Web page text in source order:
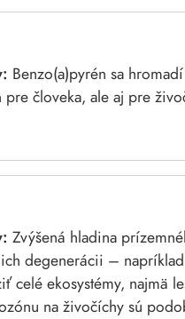
Benzo(a)pyrén sa
pre človeka, ale aj pre
Zvýšená hladina
degenerácii –
celé ekosystémy, najmä
na živočíchy sú